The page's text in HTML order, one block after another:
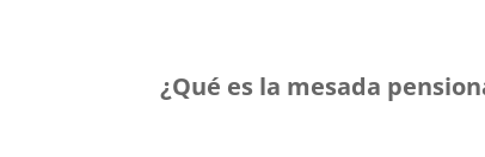
¿Qué es la mesada